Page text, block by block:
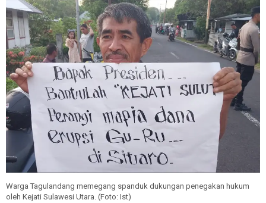
Warga Tagulandang memegang spanduk dukungan penegakan hukum
oleh Kejati Sulawesi Utara. (Foto: Ist)